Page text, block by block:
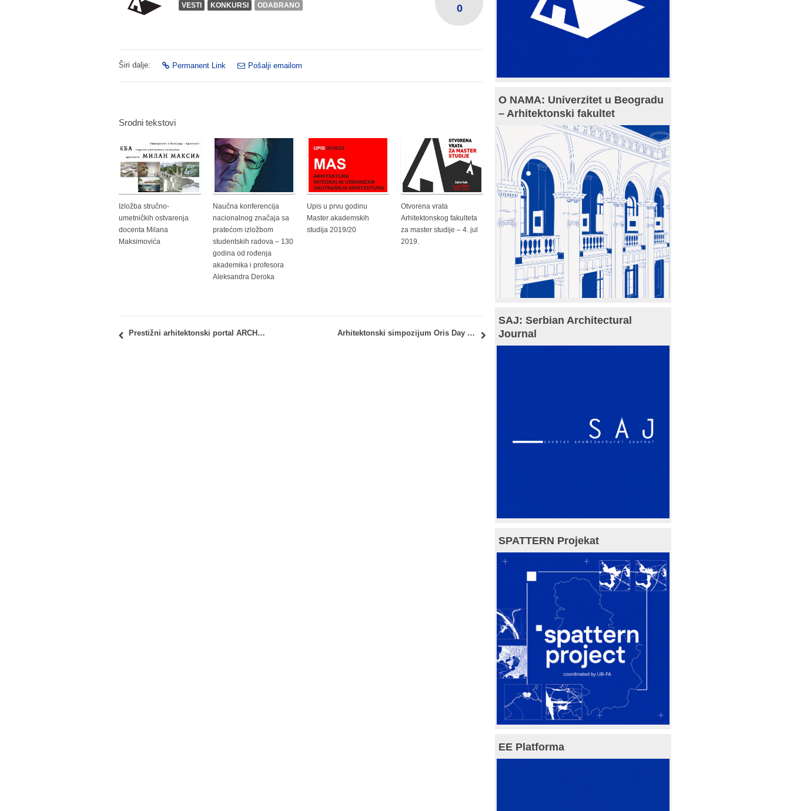
VESTI KONKURSI ODABRANO 0
Širi dalje: Permanent Link Pošalji emailom
Srodni tekstovi
Izložba stručno-
umetničkih ostvarenja
docenta Milana
Maksimovića
Naučna konferencija
nacionalnog značaja sa
pratećom izložbom
studentskih radova – 130
godina od rođenja
akademika i profesora
Aleksandra Deroka
Upis u prvu godinu
Master akademskih
studija 2019/20
Otvorena vrata
Arhitektonskog fakulteta
za master studije – 4. jul
2019.
Prestižni arhitektonski portal ARCHIDIARIES objavio projekat našeg studenta Arhitektonski simpozijum Oris Day – utorak, 6. februar 2024. godine u Zagrebu
O NAMA: Univerzitet u Beogradu
– Arhitektonski fakultet
SAJ: Serbian Architectural
Journal
SPATTERN Projekat
EE Platforma